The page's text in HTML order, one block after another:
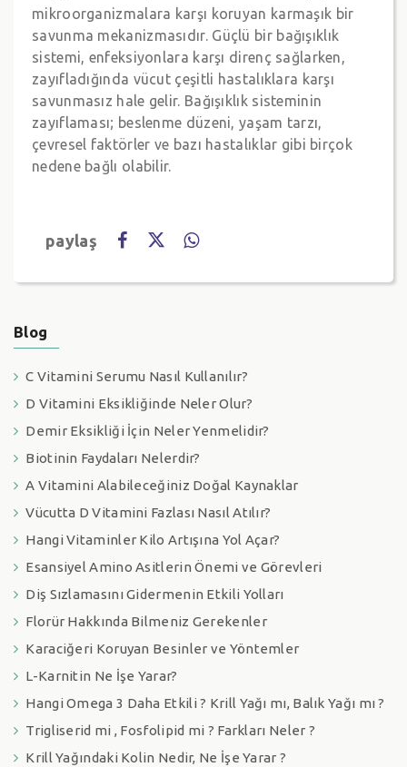
mikroorganizmalara karşı koruyan karmaşık bir
savunma mekanizmasıdır. Güçlü bir bağışıklık
sistemi, enfeksiyonlara karşı direnç sağlarken,
zayıfladığında vücut çeşitli hastalıklara karşı
savunmasız hale gelir. Bağışıklık sisteminin
zayıflaması; beslenme düzeni, yaşam tarzı,
çevresel faktörler ve bazı hastalıklar gibi birçok
nedene bağlı olabilir.
paylaş
Blog
C Vitamini Serumu Nasıl Kullanılır?
D Vitamini Eksikliğinde Neler Olur?
Demir Eksikliği İçin Neler Yenmelidir?
Biotinin Faydaları Nelerdir?
A Vitamini Alabileceğiniz Doğal Kaynaklar
Vücutta D Vitamini Fazlası Nasıl Atılır?
Hangi Vitaminler Kilo Artışına Yol Açar?
Esansiyel Amino Asitlerin Önemi ve Görevleri
Diş Sızlamasını Gidermenin Etkili Yolları
Florür Hakkında Bilmeniz Gerekenler
Karaciğeri Koruyan Besinler ve Yöntemler
L-Karnitin Ne İşe Yarar?
Hangi Omega 3 Daha Etkili ? Krill Yağı mı, Balık Yağı mı ?
Trigliserid mi , Fosfolipid mi ? Farkları Neler ?
Krill Yağındaki Kolin Nedir, Ne İşe Yarar ?